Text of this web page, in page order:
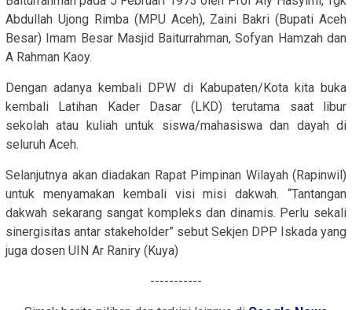
Abdullah Ujong Rimba (MPU Aceh), Zaini Bakri (Bupati Aceh
Besar) Imam Besar Masjid Baiturrahman, Sofyan Hamzah dan
A Rahman Kaoy.
Dengan adanya kembali DPW di Kabupaten/Kota kita buka
kembali Latihan Kader Dasar (LKD) terutama saat libur
sekolah atau kuliah untuk siswa/mahasiswa dan dayah di
seluruh Aceh.
Selanjutnya akan diadakan Rapat Pimpinan Wilayah (Rapinwil)
untuk menyamakan kembali visi misi dakwah. “Tantangan
dakwah sekarang sangat kompleks dan dinamis. Perlu sekali
sinergisitas antar stakeholder” sebut Sekjen DPP Iskada yang
juga dosen UIN Ar Raniry (Kuya)
-----------